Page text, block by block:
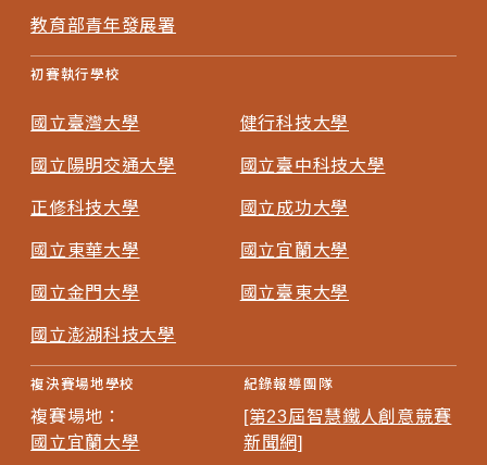
教育部青年發展署
初賽執行學校
國立臺灣大學
國立陽明交通大學
正修科技大學
國立東華大學
國立金門大學
國立澎湖科技大學
健行科技大學
國立臺中科技大學
國立成功大學
國立宜蘭大學
國立臺東大學
複決賽場地學校
複賽場地：
國立宜蘭大學
紀錄報導團隊
[第23屆智慧鐵人創意競賽
新聞網]